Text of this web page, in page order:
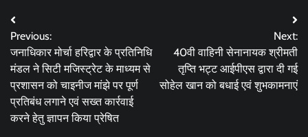
Post
navigation
Previous:
जनाधिकार मोर्चा हरिद्वार के प्रतिनिधि
मंडल ने सिटी मजिस्ट्रेट के माध्यम से
प्रशासन को चाइनीज मांझे पर पूर्ण
प्रतिबंध लगाने एवं सख्त कार्रवाई
करने हेतु ज्ञापन किया प्रेषित
Next:
40वी वाहिनी सेनानायक श्रीमती
तृप्ति भट्ट आईपीएस द्वारा दी गई
सोहेल खान को बधाई एवं शुभकामनाएं